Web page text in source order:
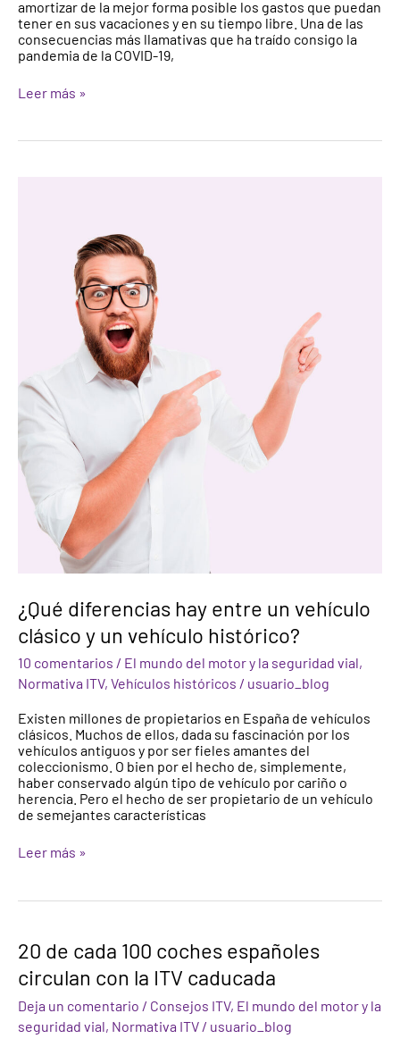
amortizar de la mejor forma posible los gastos que puedan
tener en sus vacaciones y en su tiempo libre. Una de las
consecuencias más llamativas que ha traído consigo la
pandemia de la COVID-19,
Leer más »
¿Qué diferencias hay entre un vehículo
clásico y un vehículo histórico?
10 comentarios / El mundo del motor y la seguridad vial,
Normativa ITV, Vehículos históricos / usuario_blog
Existen millones de propietarios en España de vehículos
clásicos. Muchos de ellos, dada su fascinación por los
vehículos antiguos y por ser fieles amantes del
coleccionismo. O bien por el hecho de, simplemente,
haber conservado algún tipo de vehículo por cariño o
herencia. Pero el hecho de ser propietario de un vehículo
de semejantes características
Leer más »
20 de cada 100 coches españoles
circulan con la ITV caducada
Deja un comentario / Consejos ITV, El mundo del motor y la
seguridad vial, Normativa ITV / usuario_blog
20
de
cada
coches
españoles